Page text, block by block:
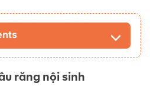
răng nội sinh